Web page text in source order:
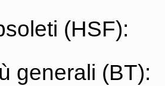
(HSF):
generali (BT):